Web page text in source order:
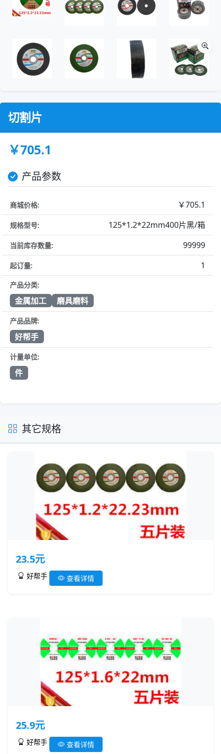
切割片
￥705.1
产品参数
商城价格: ￥705.1
规格型号: 125*1.2*22mm400片黑/箱
当前库存数量: 99999
起订量: 1
产品分类:
金属加工 磨具磨料
产品品牌:
好帮手
计量单位:
件
其它规格
23.5元
好帮手 查看详情
25.9元
好帮手 查看详情